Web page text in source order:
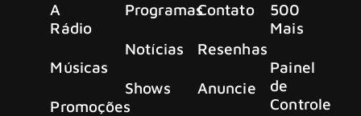
A
Rádio
Músicas
Promoções
Programas
Notícias
Shows
Contato
Resenhas
Anuncie
500
Mais
Painel
de
Controle